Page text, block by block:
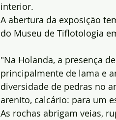
interior.
A abertura da exposição
do Museu de Tiflotologia
"Na Holanda, a presença
principalmente de lama e
diversidade de pedras no
arenito, calcário: para um
As rochas abrigam veias,